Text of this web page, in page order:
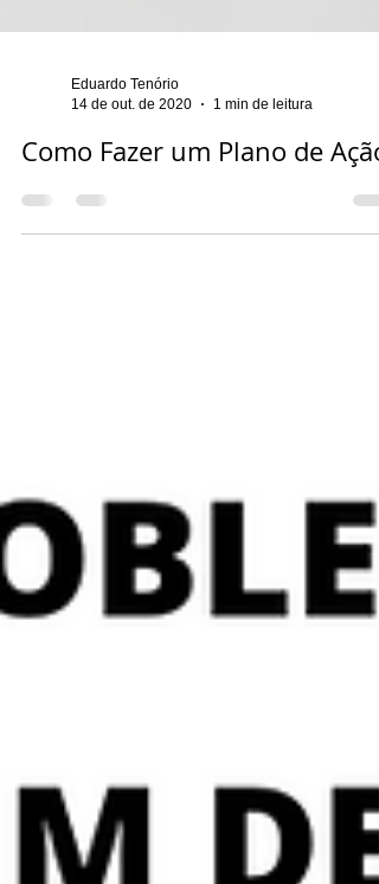
14 de out. de 2020
1 min de leitura
Como Fazer um Plano de